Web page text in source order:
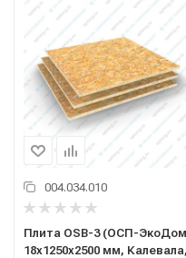
004.034.010
Плита OSB-3 (ОСП-
18x1250x2500 мм, Калевала,